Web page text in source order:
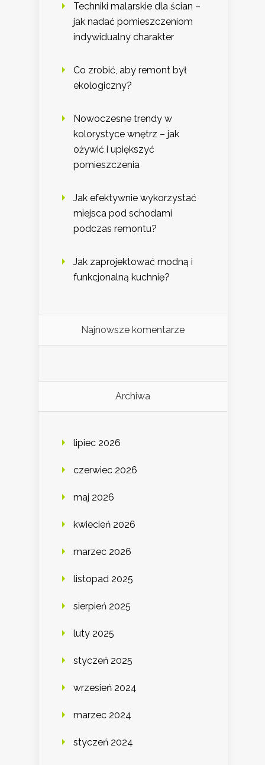
Techniki malarskie dla ścian –
jak nadać pomieszczeniom
indywidualny charakter
Co zrobić, aby remont był
ekologiczny?
Nowoczesne trendy w
kolorystyce wnętrz – jak
ożywić i upiększyć
pomieszczenia
Jak efektywnie wykorzystać
miejsca pod schodami
podczas remontu?
Jak zaprojektować modną i
funkcjonalną kuchnię?
Najnowsze komentarze
Archiwa
lipiec 2026
czerwiec 2026
maj 2026
kwiecień 2026
marzec 2026
listopad 2025
sierpień 2025
luty 2025
styczeń 2025
wrzesień 2024
marzec 2024
styczeń 2024